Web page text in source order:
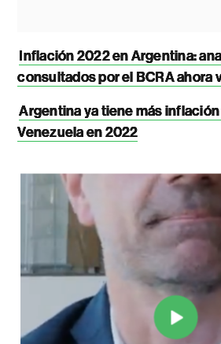
Inflación 2022 en Argentina:
consultados por el BCRA ahora
Argentina ya tiene más
Venezuela en 2022